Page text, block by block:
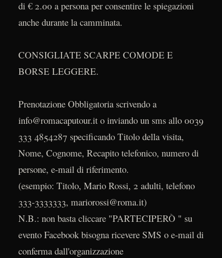
di € 2.00 a persona per consentire le spiegazioni
anche durante la camminata.
CONSIGLIATE SCARPE COMODE E
BORSE LEGGERE.
Prenotazione Obbligatoria scrivendo a
info@romacaputour.it o inviando un sms allo 0039
333 4854287 specificando Titolo della visita,
Nome, Cognome, Recapito telefonico, numero di
persone, e-mail di riferimento.
(esempio: Titolo, Mario Rossi, 2 adulti, telefono
333-3333333, mariorossi@roma.it)
N.B.: non basta cliccare "PARTECIPERÒ " su
evento Facebook bisogna ricevere SMS o e-mail di
conferma dall'organizzazione